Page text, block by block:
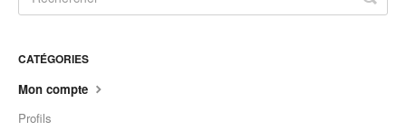
CATÉGORIES
Mon compte
Profils